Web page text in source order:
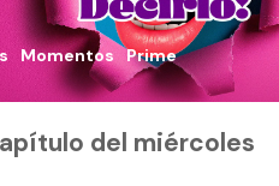
Momentos Prime
del miércoles